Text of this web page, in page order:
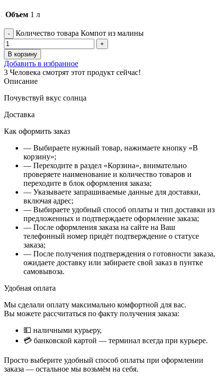
Объем 1 л
Количество товара Компот из малины
В корзину
Добавить в избранное
3 Человека смотрят этот продукт сейчас!
Описание
Почувствуй вкус солнца
Доставка
Как оформить заказ
— Выбираете нужный товар, нажимаете кнопку «В
корзину»;
— Переходите в раздел «Корзина», внимательно
проверяете наименование и количество товаров и
переходите в блок оформления заказа;
— Указываете запрашиваемые данные для доставки,
включая адрес;
— Выбираете удобный способ оплаты и тип доставки из
предложенных и подтверждаете оформление заказа;
— После оформления заказа на сайте на Ваш
телефонный номер придёт подтверждение о статусе
заказа;
— После получения подтверждения о готовности заказа,
ожидаете доставку или забираете свой заказ в пунтке
самовывоза.
Удобная оплата
Мы сделали оплату максимально комфортной для вас.
Вы можете рассчитаться по факту получения заказа:
💵 наличными курьеру,
💳 банковской картой — терминал всегда при курьере.
Просто выберите удобный способ оплаты при оформлении
заказа — остальное мы возьмём на себя.